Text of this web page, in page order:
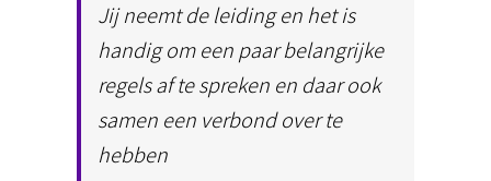
Jij neemt de leiding en het is
handig om een paar belangrijke
regels af te spreken en daar ook
samen een verbond over te
hebben